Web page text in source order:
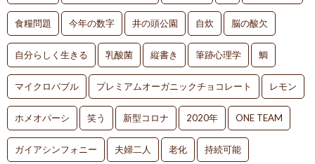
食糧問題 今年の数字 井の頭公園 自炊 脳の酸欠
自分らしく生きる 乳酸菌 縦書き 筆跡心理学 鯛
マイクロバブル プレミアムオーガニックチョコレート レモン
ホメオパーシ 笑う 新型コロナ 2020年 ONE TEAM
ガイアシンフォニー 夫婦二人 老化 持続可能